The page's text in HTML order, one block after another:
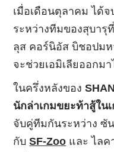
เมื่อเดือนตุลาคม ได้
ระหว่างทีมของสุบารุ
ลุส คอร์นิอัส บิชอปม
จะช่วยเอมิเลียออกม
ในครึ่งหลังของ
นักล่าเกมขยะท้าสู้ใน
จับคู่ทีมกันระหว่าง ซั
กับSF-Zoo และ ไล